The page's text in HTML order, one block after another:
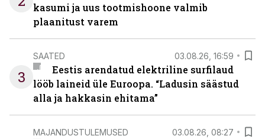
kasumi ja uus tootmishoone valmib
plaanitust varem
3
SAATED 03.08.26, 16:59
Eestis arendatud elektriline surfilaud
lööb laineid üle Euroopa. “Ladusin säästud
alla ja hakkasin ehitama”
MAJANDUSTULEMUSED 03.08.26, 08:27